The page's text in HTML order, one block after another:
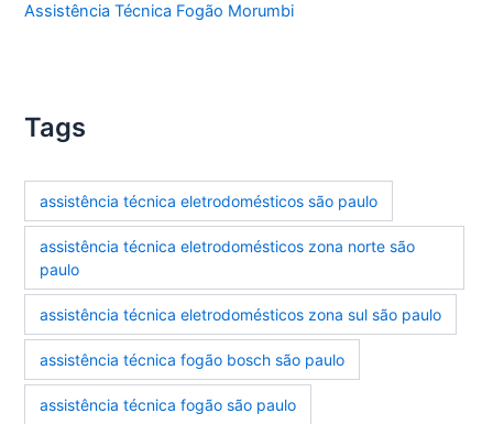
Assistência Técnica Fogão Morumbi
Tags
assistência técnica eletrodomésticos são paulo
assistência técnica eletrodomésticos zona norte são
paulo
assistência técnica eletrodomésticos zona sul são paulo
assistência técnica fogão bosch são paulo
assistência técnica fogão são paulo